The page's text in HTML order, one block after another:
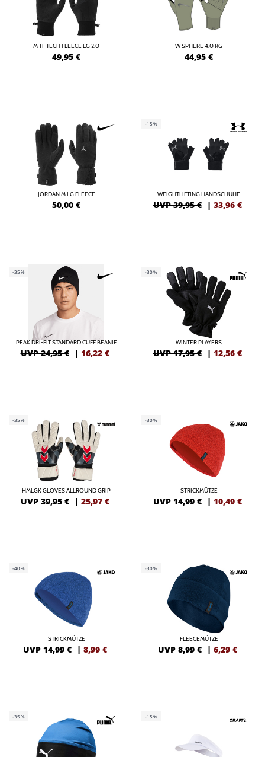
M TF TECH FLEECE LG 2.0
49,95 €
W SPHERE 4.0 RG
44,95 €
JORDAN M LG FLEECE
50,00 €
-15%
WEIGHTLIFTING HANDSCHUHE
UVP 39,95 € | 33,96 €
-35%
PEAK DRI-FIT STANDARD CUFF BEANIE
UVP 24,95 € | 16,22 €
-30%
WINTER PLAYERS
UVP 17,95 € | 12,56 €
-35%
HMLGK GLOVES ALLROUND GRIP
UVP 39,95 € | 25,97 €
-30%
STRICKMÜTZE
UVP 14,99 € | 10,49 €
-40%
STRICKMÜTZE
UVP 14,99 € | 8,99 €
-30%
FLEECEMÜTZE
UVP 8,99 € | 6,29 €
-35% -15%